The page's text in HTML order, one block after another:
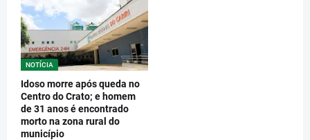
NOTÍCIA
Idoso morre após queda no
Centro do Crato; e homem
de 31 anos é encontrado
morto na zona rural do
município